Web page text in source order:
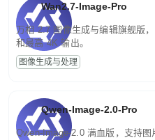
Wan2.7-Image-Pro
万相 2.7 图像生成与编辑旗舰版
和最高 4K 输出。
图像生成与处理
Qwen-Image-2.0-Pro
Qwen-Image-2.0 满血版，支持